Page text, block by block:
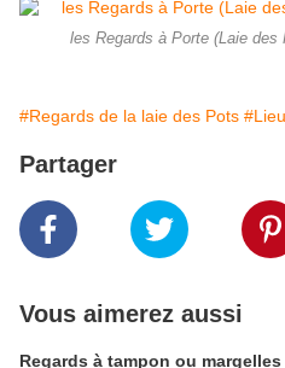
les Regards à Porte (Laie
#Regards de la laie des Pots
Partager
Vous aimerez aussi
Regards à tampon ou margelles